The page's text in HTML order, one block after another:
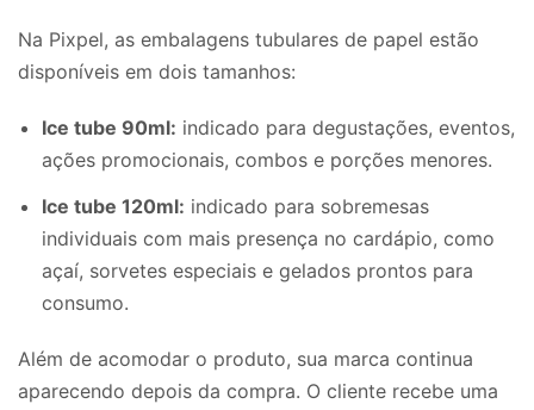
Na Pixpel, as embalagens tubulares de papel estão
disponíveis em dois tamanhos:
Ice tube 90ml: indicado para degustações, eventos,
ações promocionais, combos e porções menores.
Ice tube 120ml: indicado para sobremesas
individuais com mais presença no cardápio, como
açaí, sorvetes especiais e gelados prontos para
consumo.
Além de acomodar o produto, sua marca continua
aparecendo depois da compra. O cliente recebe uma